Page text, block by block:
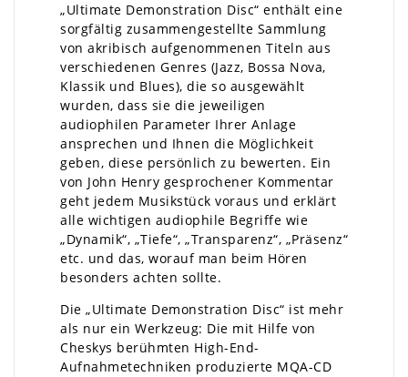
„Ultimate Demonstration Disc“ enthält eine
sorgfältig zusammengestellte Sammlung
von akribisch aufgenommenen Titeln aus
verschiedenen Genres (Jazz, Bossa Nova,
Klassik und Blues), die so ausgewählt
wurden, dass sie die jeweiligen
audiophilen Parameter Ihrer Anlage
ansprechen und Ihnen die Möglichkeit
geben, diese persönlich zu bewerten. Ein
von John Henry gesprochener Kommentar
geht jedem Musikstück voraus und erklärt
alle wichtigen audiophile Begriffe wie
„Dynamik“, „Tiefe“, „Transparenz“, „Präsenz“
etc. und das, worauf man beim Hören
besonders achten sollte.
Die „Ultimate Demonstration Disc“ ist mehr
als nur ein Werkzeug: Die mit Hilfe von
Cheskys berühmten High-End-
Aufnahmetechniken produzierte MQA-CD